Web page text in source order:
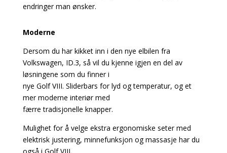
endringer man ønsker.
Moderne
Dersom du har kikket inn i den nye elbilen fra
Volkswagen, ID.3, så vil du kjenne igjen en del av
løsningene som du finner i
nye Golf VIII. Sliderbars for lyd og temperatur, og et
mer moderne interiør med
færre tradisjonelle knapper.
Mulighet for å velge ekstra ergonomiske seter med
elektrisk justering, minnefunksjon og massasje har du